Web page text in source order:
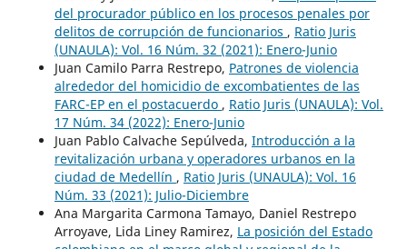
del procurador público en los procesos penales por
delitos de corrupción de funcionarios , Ratio Juris
(UNAULA): Vol. 16 Núm. 32 (2021): Enero-Junio
Juan Camilo Parra Restrepo, Patrones de violencia
alrededor del homicidio de excombatientes de las
FARC-EP en el postacuerdo , Ratio Juris (UNAULA): Vol.
17 Núm. 34 (2022): Enero-Junio
Juan Pablo Calvache Sepúlveda, Introducción a la
revitalización urbana y operadores urbanos en la
ciudad de Medellín , Ratio Juris (UNAULA): Vol. 16
Núm. 33 (2021): Julio-Diciembre
Ana Margarita Carmona Tamayo, Daniel Restrepo
Arroyave, Lida Liney Ramirez, La posición del Estado